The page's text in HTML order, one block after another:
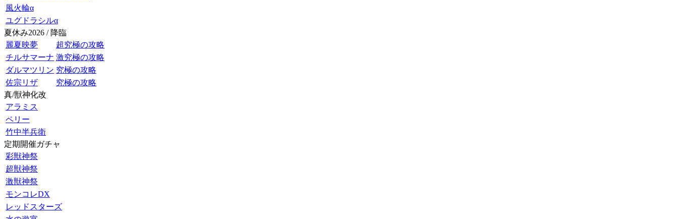
風火輪α
ユグドラシルα
夏休み2026 / 降臨
麗夏映夢
超究極の攻略
チルサマーナ 激究極の攻略
ダルマツリン 究極の攻略
佐宗リザ
究極の攻略
真/獣神化改
アラミス
ペリー
竹中半兵衛
定期開催ガチャ
彩獣神祭
超獣神祭
激獣神祭
モンコレDX
レッドスターズ